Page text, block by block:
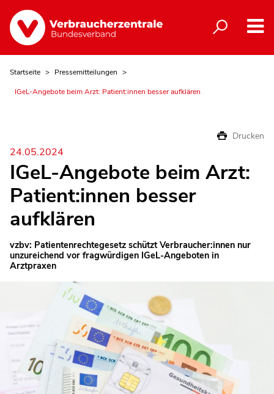
Startseite
Pressemitteilungen
IGeL-Angebote beim Arzt: Patient:innen besser aufklären
Drucken
24.05.2024
IGeL-Angebote beim Arzt:
Patient:innen besser
aufklären
vzbv: Patientenrechtegesetz schützt Verbraucher:innen nur
unzureichend vor fragwürdigen IGeL-Angeboten in
Arztpraxen